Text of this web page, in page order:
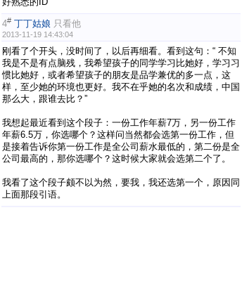
4# 丁丁姑娘 只看他
2013-11-19 14:43:04
刚看了个开头，没时间了，以后再细看。看到这句：“ 不知
我是不是有点脑残，我希望孩子的同学学习比她好，学习习
惯比她好，或者希望孩子的朋友是品学兼优的多一点，这
样，至少她的环境也更好。我不在乎她的名次和成绩，中国
那么大，跟谁去比？”
我想起最近看到这个段子：一份工作年薪7万，另一份工作
年薪6.5万，你选哪个？这样问当然都会选第一份工作，但
是接着告诉你第一份工作是全公司薪水最低的，第二份是全
公司最高的，那你选哪个？这时候大家就会选第二个了。
我看了这个段子颇不以为然，要我，我还选第一个，原因同
上面那段引语。